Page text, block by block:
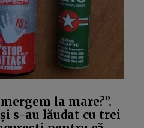
la mare?”.
s-au lăudat cu trei